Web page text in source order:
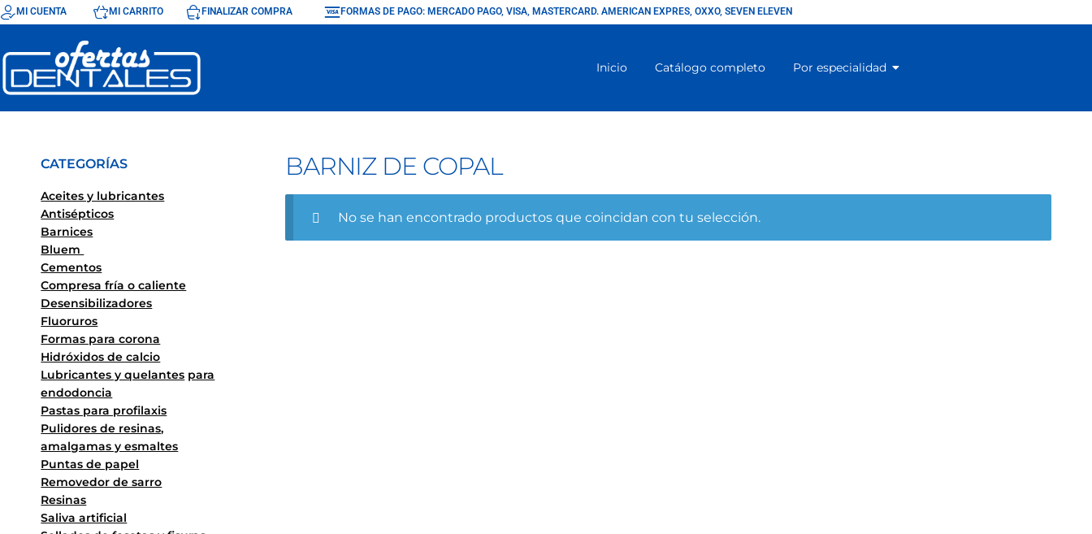
MI CUENTA MI CARRITO FINALIZAR COMPRA FORMAS DE PAGO: MERCADO PAGO, VISA, MASTERCARD. AMERICAN EXPRES, OXXO, SEVEN ELEVEN
Inicio Catálogo completo Por especialidad
BARNIZ DE COPAL
No se han encontrado productos que coincidan con tu selección.
CATEGORÍAS
Aceites y lubricantes
Antisépticos
Barnices
Bluem
Cementos
Compresa fría o caliente
Desensibilizadores
Fluoruros
Formas para corona
Hidróxidos de calcio
Lubricantes y quelantes para
endodoncia
Pastas para profilaxis
Pulidores de resinas,
amalgamas y esmaltes
Puntas de papel
Removedor de sarro
Resinas
Saliva artificial